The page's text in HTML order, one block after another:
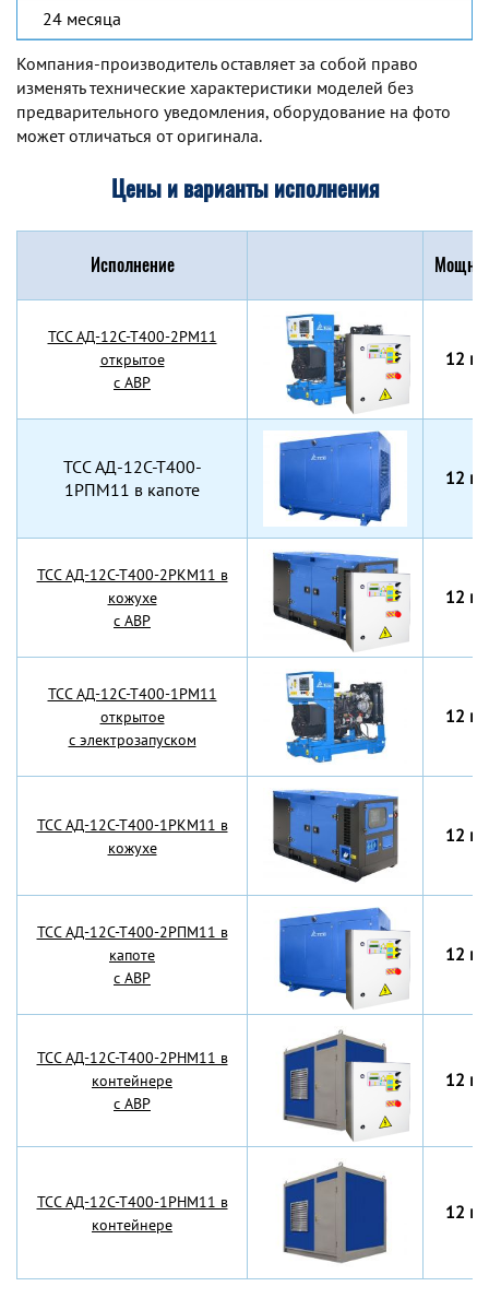
24 месяца
Компания-производитель оставляет за собой право
изменять технические характеристики моделей без
предварительного уведомления, оборудование на фото
может отличаться от оригинала.
Цены и варианты исполнения
Исполнение
TCC АД-12С-Т400-2РМ11
открытое
с АВР
12
TCC АД-12С-Т400-
1РПМ11 в капоте
12
TCC АД-12С-Т400-2РКМ11 в
кожухе
с АВР
12
TCC АД-12С-Т400-1РМ11
открытое
с электрозапуском
12
TCC АД-12С-Т400-1РКМ11 в
кожухе
12
TCC АД-12С-Т400-2РПМ11 в
капоте
с АВР
12
TCC АД-12С-Т400-2РНМ11 в
контейнере
с АВР
12
TCC АД-12С-Т400-1РНМ11 в
контейнере
12